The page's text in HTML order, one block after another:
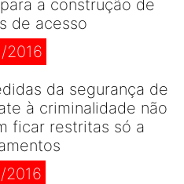
a construção de
de acesso
2016
da segurança de
à criminalidade não
ficar restritas só a
2016